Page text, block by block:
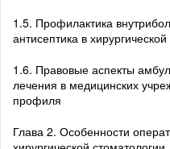
1.5. Профилактика
антисептика в
1.6. Правовые аспекты
лечения в медицинских
профиля
Глава 2. Особенности